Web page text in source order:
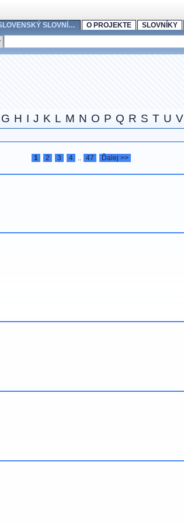
SLOVNÍ… O PROJEKTE SLOVNÍKY
G H I J K L M N O P Q R S T U V
1 2 3 4 47 Ďalej >>